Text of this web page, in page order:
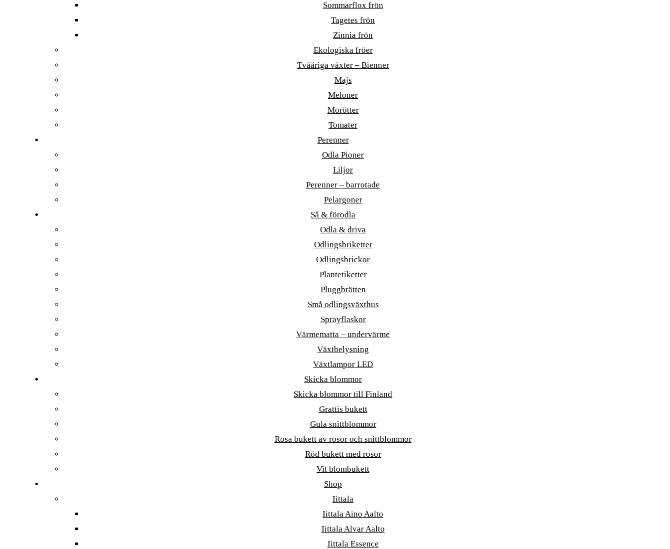
Sommarflox frön
Tagetes frön
Zinnia frön
Ekologiska fröer
Tvååriga växter – Bienner
Majs
Meloner
Morötter
Tomater
Perenner
Odla Pioner
Liljor
Perenner – barrotade
Pelargoner
Så & förodla
Odla & driva
Odlingsbriketter
Odlingsbrickor
Plantetiketter
Pluggbrätten
Små odlingsväxthus
Sprayflaskor
Värmematta – undervärme
Växtbelysning
Växtlampor LED
Skicka blommor
Skicka blommor till Finland
Grattis bukett
Gula snittblommor
Rosa bukett av rosor och snittblommor
Röd bukett med rosor
Vit blombukett
Shop
Iittala
Iittala Aino Aalto
Iittala Alvar Aalto
Iittala Essence